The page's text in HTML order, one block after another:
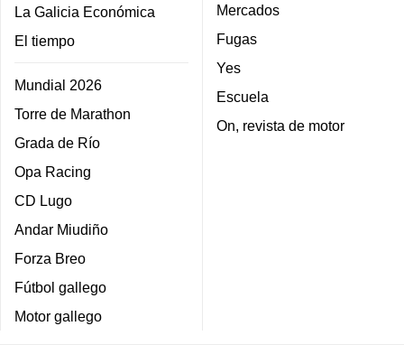
La Galicia Económica
El tiempo
Mundial 2026
Torre de Marathon
Grada de Río
Opa Racing
CD Lugo
Andar Miudiño
Forza Breo
Fútbol gallego
Motor gallego
Mercados
Fugas
Yes
Escuela
On, revista de motor